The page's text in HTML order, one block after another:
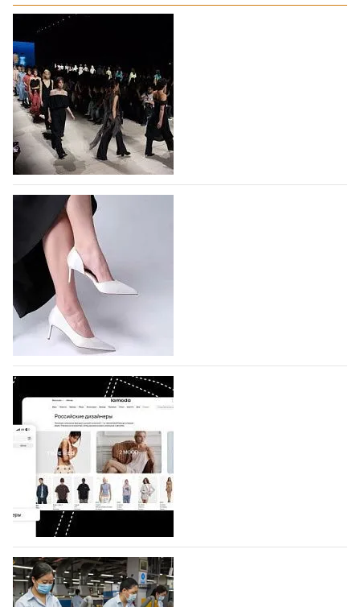
На участие в Московской неделе моды
подано 1047 заявок
На участие в седьмой Московской неделе моды,
которая пройдет в российской столице с 26 сентября
по 1 октября, уже подано 1047 заявок. Примерно
половину из них (494) прислали дизайнеры,
коллекции которых не были представлены в…
07.08.2026 461
BALLINA представит свои новинки на Euro
Shoes
Компания BALLINA Guangzhou Lihuang Footwear
Co., Ltd., основанная в 2011 году и расположенная в
Гуанчжоу, столице моды Китая, является
профессиональной обувной компанией,
объединяющей разработку, производство и…
07.08.2026 319
На платформе Lamoda - новый раздел и
условия продвижения локальных